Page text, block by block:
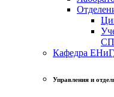
Кафедра
Управления и